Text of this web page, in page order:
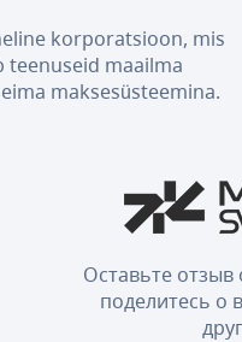
korporatsioon, mis
teenuseid maailma
maksesüsteemina.
Оставьте
поделитесь о